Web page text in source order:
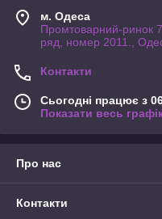
м. Одеса
Промтоварний-ринок
ряд, номер 2011.,
Контакти
Сьогодні працює з
Показати весь
Про нас
Контакти